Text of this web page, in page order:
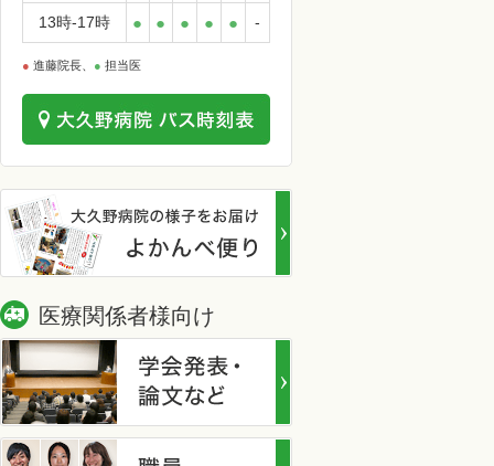
13時-17時 ● ● ● ● ● -
● 進藤院長、 ● 担当医
医療関係者様向け